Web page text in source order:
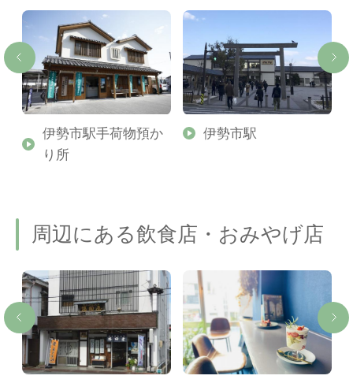
伊勢市駅手荷物預か
り所
伊勢市駅
周辺にある飲食店・おみやげ店